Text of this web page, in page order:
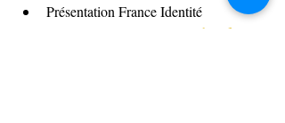
Présentation France Identité
Service-Public.fr